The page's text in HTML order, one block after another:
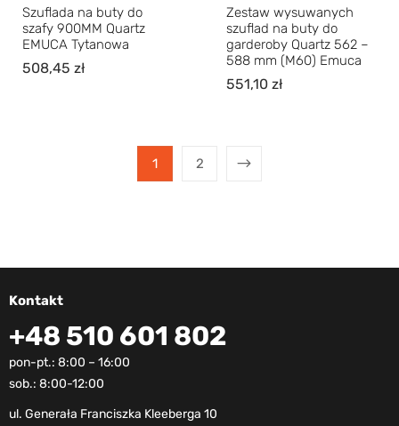
Szuflada na buty do
szafy 900MM Quartz
EMUCA Tytanowa
508,45 zł
Zestaw wysuwanych
szuflad na buty do
garderoby Quartz 562 –
588 mm (M60) Emuca
551,10 zł
1 2
Kontakt
+48 510 601 802
pon-pt.: 8:00 – 16:00
sob.: 8:00-12:00
ul. Generała Franciszka Kleeberga 10